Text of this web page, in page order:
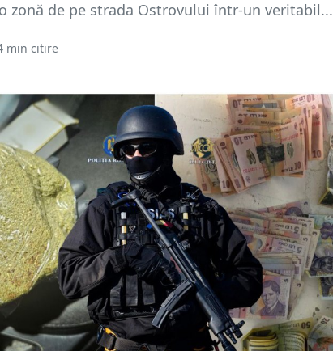
zonă de pe strada Ostrovului într-un veritabil...
min citire